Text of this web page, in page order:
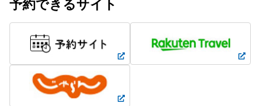
予約できるサイト